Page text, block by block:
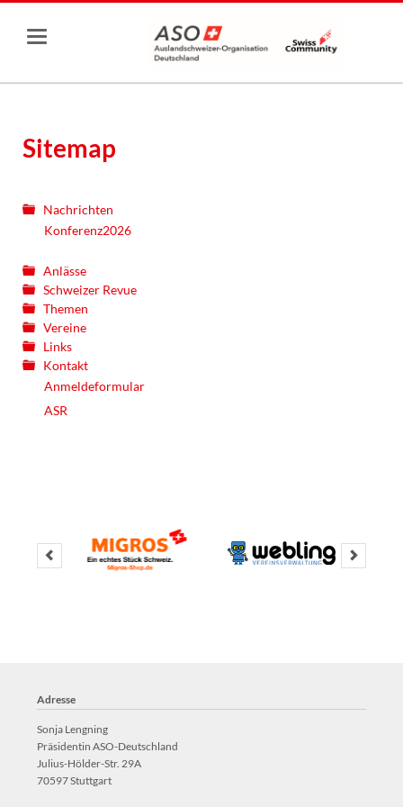
Sitemap
Nachrichten
Konferenz2026
Anlässe
Schweizer Revue
Themen
Vereine
Links
Kontakt
Anmeldeformular
ASR
Adresse
Sonja Lengning
Präsidentin ASO-Deutschland
Julius-Hölder-Str. 29A
70597 Stuttgart